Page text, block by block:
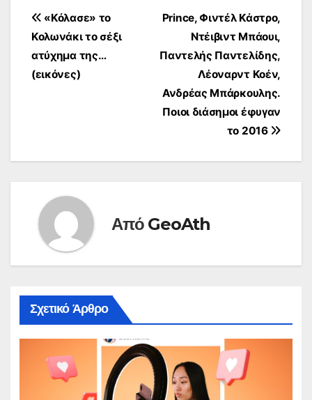
Πλοήγηση
άρθρων
Prince, Φιντέλ Κάστρο,
Ντέιβιντ Μπάουι,
Παντελής Παντελίδης,
Λέοναρντ Κοέν,
Ανδρέας Μπάρκουλης.
Ποιοι διάσημοι έφυγαν
το 2016
«Κόλασε» το
Κολωνάκι το σέξι
ατύχημα της…
(εικόνες)
Από GeoAth
Σχετικό Άρθρο